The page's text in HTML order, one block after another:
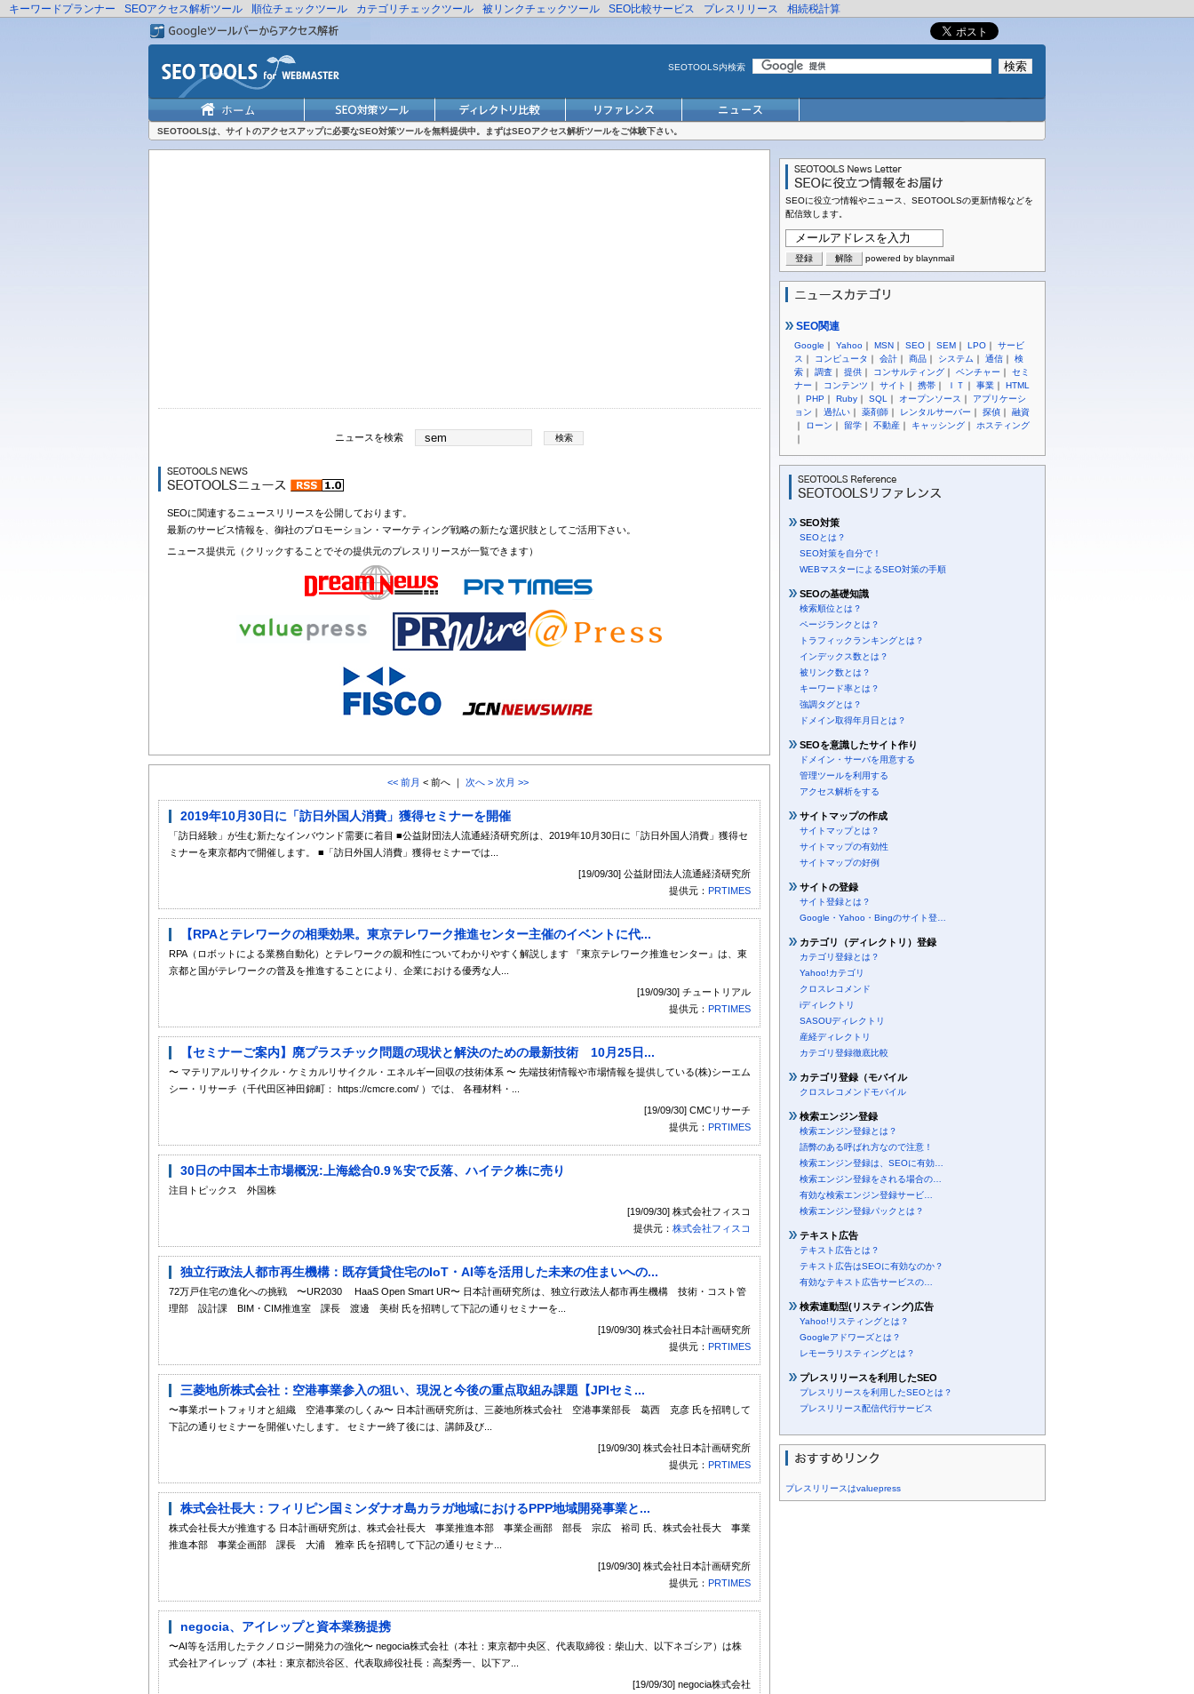
キーワードプランナー SEOアクセス解析ツール 順位チェックツール カテゴリチェックツール 被リンクチェックツール SEO比較サービス プレスリリース 相続税計算
SEOTOOLS内検索
SEOTOOLSは、サイトのアクセスアップに必要なSEO対策ツールを無料提供中。まずはSEOアクセス解析ツールをご体験下さい。
ニュースを検索
SEOに関連するニュースリリースを公開しております。
最新のサービス情報を、御社のプロモーション・マーケティング戦略の新たな選択肢としてご活用下さい。
ニュース提供元（クリックすることでその提供元のプレスリリースが一覧できます）
<< 前月 < 前へ ｜ 次へ > 次月 >>
2019年10月30日に「訪日外国人消費」獲得セミナーを開催
「訪日経験」が生む新たなインバウンド需要に着目 ■公益財団法人流通経済研究所は、2019年10月30日に「訪日外国人消費」獲得セ
ミナーを東京都内で開催します。 ■「訪日外国人消費」獲得セミナーでは...
[19/09/30] 公益財団法人流通経済研究所
提供元： PRTIMES
【RPAとテレワークの相乗効果。東京テレワーク推進センター主催のイベントに代...
RPA（ロボットによる業務自動化）とテレワークの親和性についてわかりやすく解説します 『東京テレワーク推進センター』は、東
京都と国がテレワークの普及を推進することにより、企業における優秀な人...
[19/09/30] チュートリアル
提供元： PRTIMES
【セミナーご案内】廃プラスチック問題の現状と解決のための最新技術 10月25日...
〜 マテリアルリサイクル・ケミカルリサイクル・エネルギー回収の技術体系 〜 先端技術情報や市場情報を提供している(株)シーエム
シー・リサーチ（千代田区神田錦町： https://cmcre.com/ ）では、 各種材料・...
[19/09/30] CMCリサーチ
提供元： PRTIMES
30日の中国本土市場概況:上海総合0.9％安で反落、ハイテク株に売り
注目トピックス 外国株
[19/09/30] 株式会社フィスコ
提供元： 株式会社フィスコ
独立行政法人都市再生機構：既存賃貸住宅のIoT・AI等を活用した未来の住まいへの...
72万戸住宅の進化への挑戦 〜UR2030 HaaS Open Smart UR〜 日本計画研究所は、独立行政法人都市再生機構 技術・コスト管
理部 設計課 BIM・CIM推進室 課長 渡邊 美樹 氏を招聘して下記の通りセミナーを...
[19/09/30] 株式会社日本計画研究所
提供元： PRTIMES
三菱地所株式会社：空港事業参入の狙い、現況と今後の重点取組み課題【JPIセミ...
〜事業ポートフォリオと組織 空港事業のしくみ〜 日本計画研究所は、三菱地所株式会社 空港事業部長 葛西 克彦 氏を招聘して
下記の通りセミナーを開催いたします。 セミナー終了後には、講師及び...
[19/09/30] 株式会社日本計画研究所
提供元： PRTIMES
株式会社長大：フィリピン国ミンダナオ島カラガ地域におけるPPP地域開発事業と...
株式会社長大が推進する 日本計画研究所は、株式会社長大 事業推進本部 事業企画部 部長 宗広 裕司 氏、株式会社長大 事業
推進本部 事業企画部 課長 大浦 雅幸 氏を招聘して下記の通りセミナ...
[19/09/30] 株式会社日本計画研究所
提供元： PRTIMES
negocia、アイレップと資本業務提携
〜AI等を活用したテクノロジー開発力の強化〜 negocia株式会社（本社：東京都中央区、代表取締役：柴山大、以下ネゴシア）は株
式会社アイレップ（本社：東京都渋谷区、代表取締役社長：高梨秀一、以下ア...
[19/09/30] negocia株式会社
SEOに役立つ情報やニュース、SEOTOOLSの更新情報などを
配信致します。
powered by blaynmail
SEO関連
Google ｜ Yahoo ｜ MSN ｜ SEO ｜ SEM ｜ LPO ｜ サービ
ス ｜ コンピュータ ｜ 会計 ｜ 商品 ｜ システム ｜ 通信 ｜ 検
索 ｜ 調査 ｜ 提供 ｜ コンサルティング ｜ ベンチャー ｜ セミ
ナー ｜ コンテンツ ｜ サイト ｜ 携帯 ｜ ＩＴ ｜ 事業 ｜ HTML
｜ PHP ｜ Ruby ｜ SQL ｜ オープンソース ｜ アプリケーシ
ョン ｜ 過払い ｜ 薬剤師 ｜ レンタルサーバー ｜ 探偵 ｜ 融資
｜ ローン ｜ 留学 ｜ 不動産 ｜ キャッシング ｜ ホスティング
｜
SEO対策
SEOとは？
SEO対策を自分で！
WEBマスターによるSEO対策の手順
SEOの基礎知識
検索順位とは？
ページランクとは？
トラフィックランキングとは？
インデックス数とは？
被リンク数とは？
キーワード率とは？
強調タグとは？
ドメイン取得年月日とは？
SEOを意識したサイト作り
ドメイン・サーバを用意する
管理ツールを利用する
アクセス解析をする
サイトマップの作成
サイトマップとは？
サイトマップの有効性
サイトマップの好例
サイトの登録
サイト登録とは？
Google・Yahoo・Bingのサイト登…
カテゴリ（ディレクトリ）登録
カテゴリ登録とは？
Yahoo!カテゴリ
クロスレコメンド
iディレクトリ
SASOUディレクトリ
産経ディレクトリ
カテゴリ登録徹底比較
カテゴリ登録（モバイル
クロスレコメンドモバイル
検索エンジン登録
検索エンジン登録とは？
語弊のある呼ばれ方なので注意！
検索エンジン登録は、SEOに有効…
検索エンジン登録をされる場合の…
有効な検索エンジン登録サービ…
検索エンジン登録パックとは？
テキスト広告
テキスト広告とは？
テキスト広告はSEOに有効なのか？
有効なテキスト広告サービスの…
検索連動型(リスティング)広告
Yahoo!リスティングとは？
Googleアドワーズとは？
レモーラリスティングとは？
プレスリリースを利用したSEO
プレスリリースを利用したSEOとは？
プレスリリース配信代行サービス
プレスリリースはvaluepress